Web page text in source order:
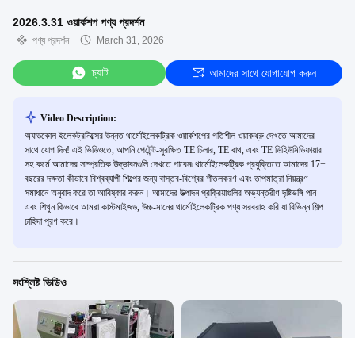
2026.3.31 ওয়ার্কশপ পণ্য প্রদর্শন
পণ্য প্রদর্শন March 31, 2026
চ্যাট আমাদের সাথে যোগাযোগ করুন
Video Description:
অ্যাডকোল ইলেকট্রনিক্সের উন্নত থার্মোইলেকট্রিক ওয়ার্কশপের গতিশীল ওয়াকথ্রু দেখতে আমাদের
সাথে যোগ দিন! এই ভিডিওতে, আপনি পেটেন্ট-সুরক্ষিত TE চিলার, TE বাথ, এবং TE ডিহিউমিডিফায়ার
সহ কর্মে আমাদের সাম্প্রতিক উদ্ভাবনগুলি দেখতে পাবেন৷ থার্মোইলেকট্রিক প্রযুক্তিতে আমাদের 17+
বছরের দক্ষতা কীভাবে বিশ্বব্যাপী শিল্পের জন্য বাস্তব-বিশ্বের শীতলকরণ এবং তাপমাত্রা নিয়ন্ত্রণ
সমাধানে অনুবাদ করে তা আবিষ্কার করুন। আমাদের উত্পাদন প্রক্রিয়াগুলির অভ্যন্তরীণ দৃষ্টিভঙ্গি পান
এবং শিখুন কিভাবে আমরা কাস্টমাইজড, উচ্চ-মানের থার্মোইলেকট্রিক পণ্য সরবরাহ করি যা বিভিন্ন শিল্প
চাহিদা পূরণ করে।
সংশ্লিষ্ট ভিডিও